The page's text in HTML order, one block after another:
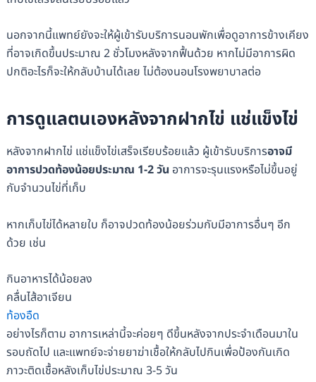
นอกจากนี้แพทย์ยังจะให้ผู้เข้ารับบริการนอนพักเพื่อดูอาการข้างเคียง
ที่อาจเกิดขึ้นประมาณ 2 ชั่วโมงหลังจากฟื้นด้วย หากไม่มีอาการผิด
ปกติอะไรก็จะให้กลับบ้านได้เลย ไม่ต้องนอนโรงพยาบาลต่อ
การดูแลตนเองหลังจากฝากไข่ แช่แข็งไข่
หลังจากฝากไข่ แช่แข็งไข่เสร็จเรียบร้อยแล้ว ผู้เข้ารับบริการอาจมี
อาการปวดท้องน้อยประมาณ 1-2 วัน อาการจะรุนแรงหรือไม่ขึ้นอยู่
กับจำนวนไข่ที่เก็บ
หากเก็บไข่ได้หลายใบ ก็อาจปวดท้องน้อยร่วมกับมีอาการอื่นๆ อีก
ด้วย เช่น
กินอาหารได้น้อยลง
คลื่นไส้อาเจียน
ท้องอืด
อย่างไรก็ตาม อาการเหล่านี้จะค่อยๆ ดีขึ้นหลังจากประจำเดือนมาใน
รอบถัดไป และแพทย์จะจ่ายยาฆ่าเชื้อให้กลับไปกินเพื่อป้องกันเกิด
ภาวะติดเชื้อหลังเก็บไข่ประมาณ 3-5 วัน